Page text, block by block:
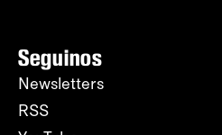
Seguinos
Newsletters
RSS